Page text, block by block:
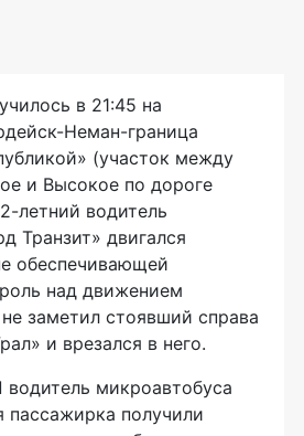
в 21:45 на
Неман-граница
(участок между
и Высокое по дороге
летний водитель
Транзит» двигался
обеспечивающей
над движением
заметил стоявший справа
и врезался в него.
водитель микроавтобуса
пассажирка получили